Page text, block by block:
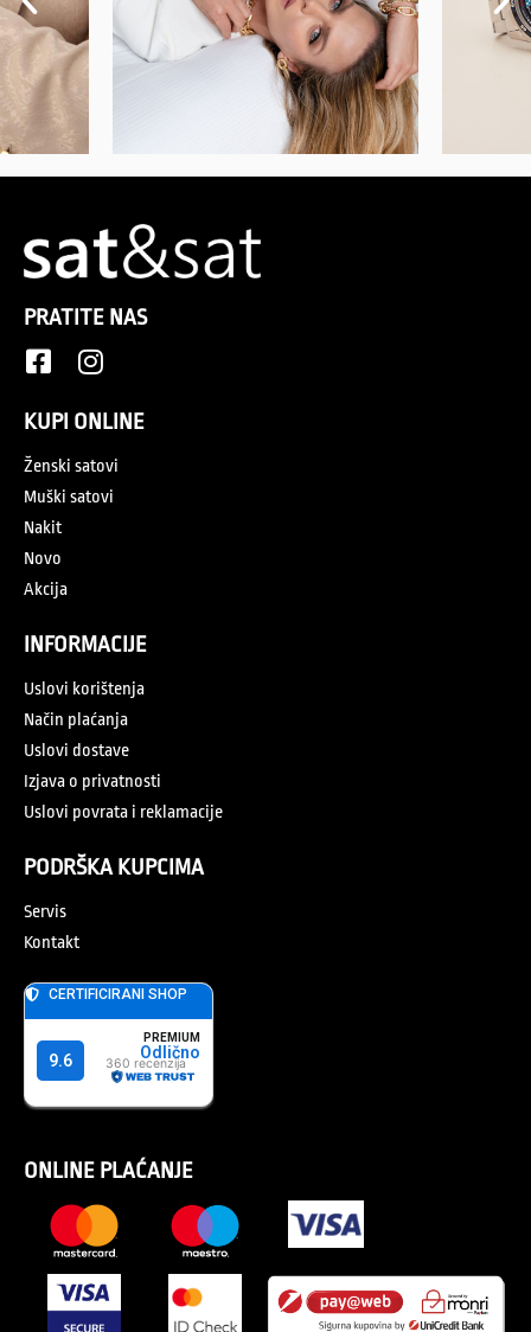
PRATITE NAS
KUPI ONLINE
Ženski satovi
Muški satovi
Nakit
Novo
Akcija
INFORMACIJE
Uslovi korištenja
Način plaćanja
Uslovi dostave
Izjava o privatnosti
Uslovi povrata i reklamacije
PODRŠKA KUPCIMA
Servis
Kontakt
ONLINE PLAĆANJE